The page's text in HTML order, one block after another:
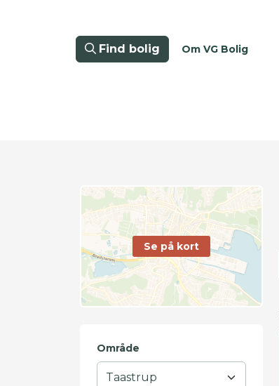
Find bolig Om VG Bolig
Se på kort
Område